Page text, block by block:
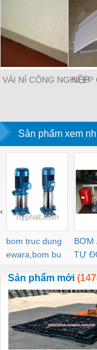
VẢI NỈ CÔNG NGHIỆP
NỈ ÉP
Sản phẩm xem
bom truc dung
ewara,bom bu
ewara
BƠM
TỰ
‹
Sản phẩm mới